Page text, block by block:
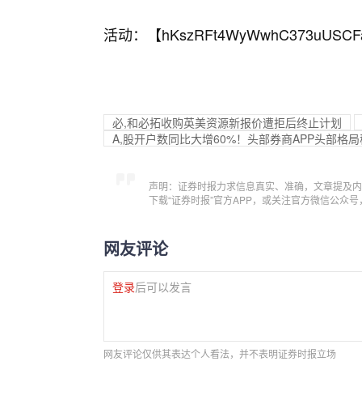
活动：【
必,和必拓收购英美资源新报价遭拒后终止计划
A,股开户数同比大增60%！头部券商APP头部格
声明：证券时报力求信息真实、准确，文章提及
下载“证券时报”官方APP，或关注官方微信公众
网友评论
登录后可以发言
网友评论仅供其表达个人看法，并不表明证券时报立场